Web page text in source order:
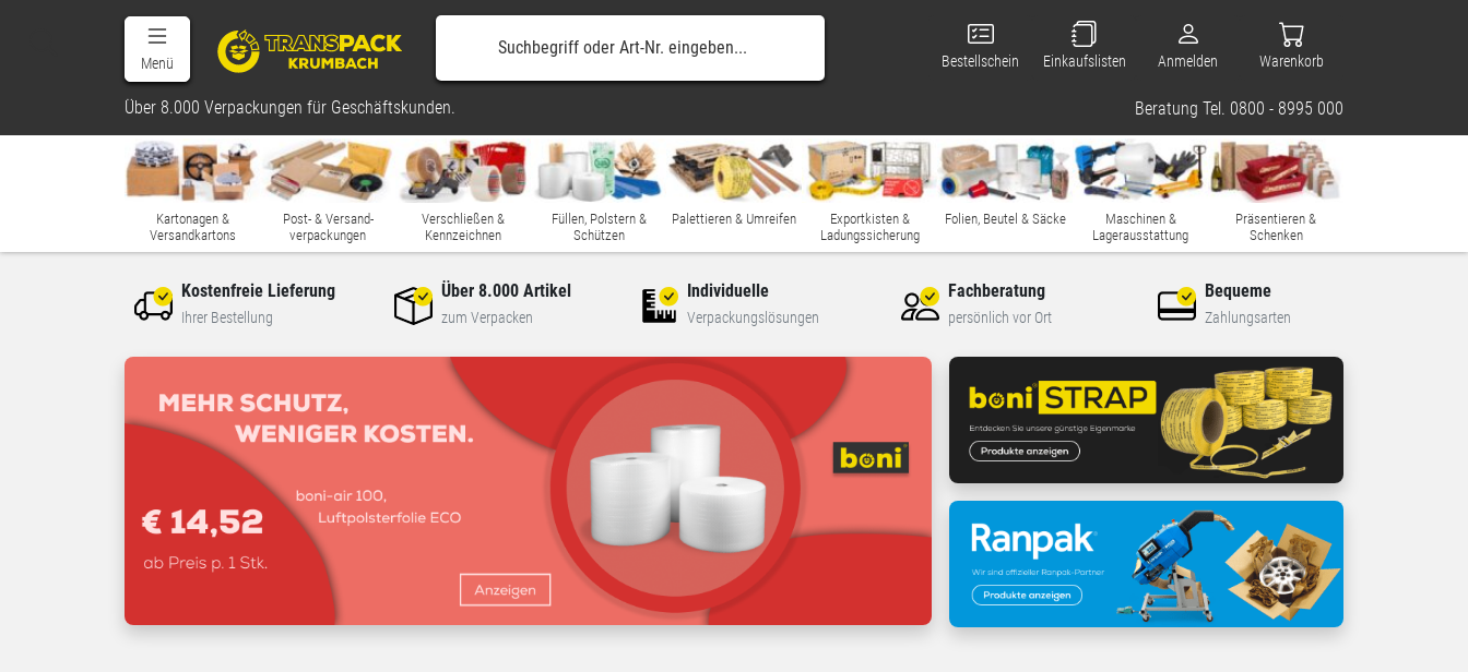
Menü Bestellschein Einkaufslisten Anmelden Warenkorb
Über 8.000 Verpackungen für Geschäftskunden. Beratung Tel. 0800 - 8995 000
Kartonagen &
Versandkartons
Post- & Versand-
verpackungen
Verschließen &
Kennzeichnen
Füllen, Polstern &
Schützen
Palettieren & Umreifen
Exportkisten &
Ladungssicherung
Folien, Beutel & Säcke
Maschinen &
Lagerausstattung
Präsentieren &
Schenken
Kostenfreie Lieferung
Ihrer Bestellung
Über 8.000 Artikel
zum Verpacken
Individuelle
Verpackungslösungen
Fachberatung
persönlich vor Ort
Bequeme
Zahlungsarten